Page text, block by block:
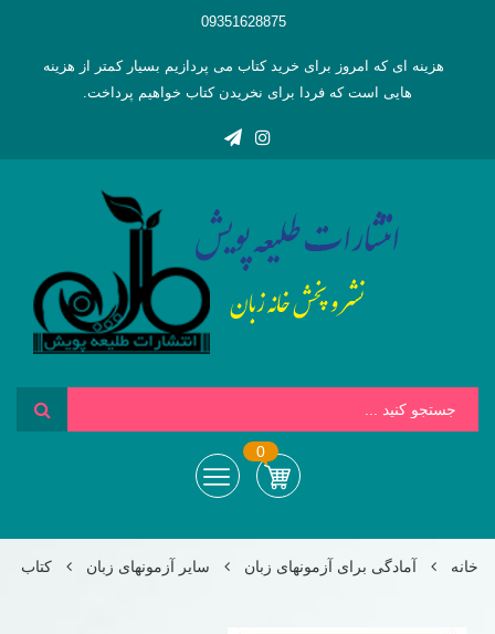
09351628875
هزینه ای که امروز برای خرید کتاب می پردازیم بسیار کمتر از هزینه
هایی است که فردا برای نخریدن کتاب خواهیم پرداخت.
0
خانه آمادگی برای آزمونهای زبان سایر آزمونهای زبان کتاب The TKT course teaching knowledge test